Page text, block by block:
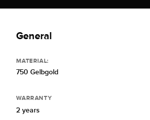
General
MATERIAL:
750 Gelbgold
WARRANTY
2 years